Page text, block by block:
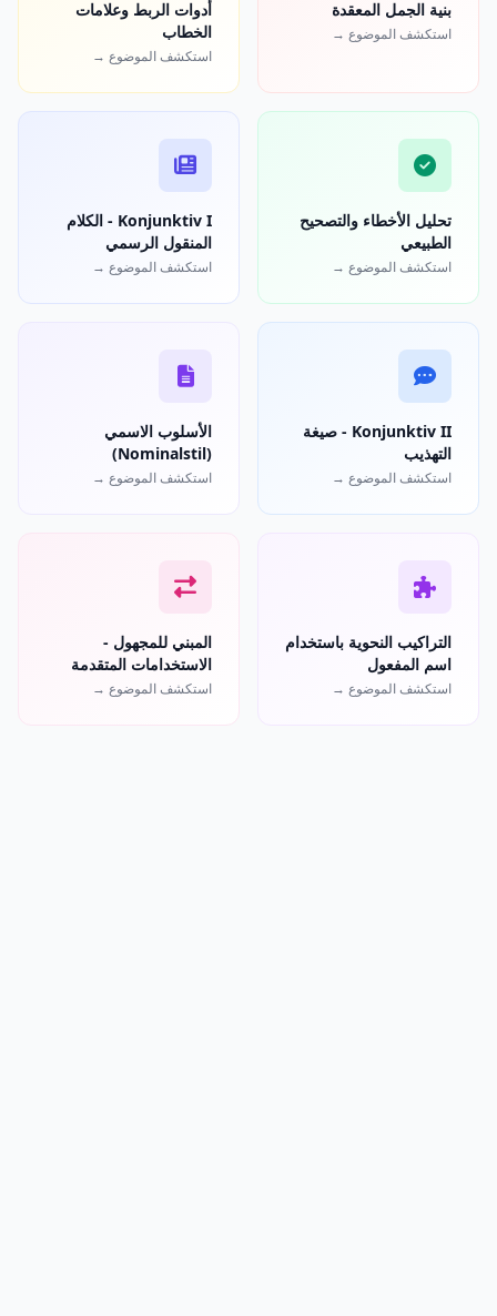
بنية الجمل المعقدة
استكشف الموضوع →
أدوات الربط وعلامات
الخطاب
استكشف الموضوع →
تحليل الأخطاء والتصحيح
الطبيعي
استكشف الموضوع →
Konjunktiv I - الكلام
المنقول الرسمي
استكشف الموضوع →
Konjunktiv II - صيغة
التهذيب
استكشف الموضوع →
الأسلوب الاسمي
(Nominalstil)
استكشف الموضوع →
التراكيب النحوية باستخدام
اسم المفعول
استكشف الموضوع →
المبني للمجهول -
الاستخدامات المتقدمة
استكشف الموضوع →